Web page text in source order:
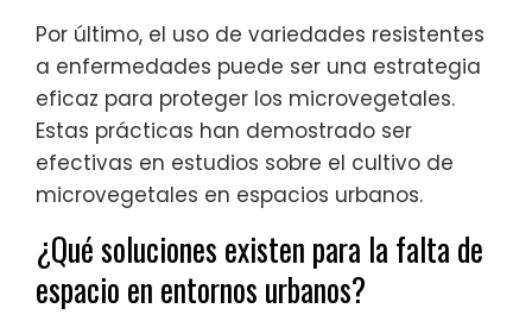
Por último, el uso de variedades resistentes
a enfermedades puede ser una estrategia
eficaz para proteger los microvegetales.
Estas prácticas han demostrado ser
efectivas en estudios sobre el cultivo de
microvegetales en espacios urbanos.
¿Qué soluciones existen para la falta de
espacio en entornos urbanos?